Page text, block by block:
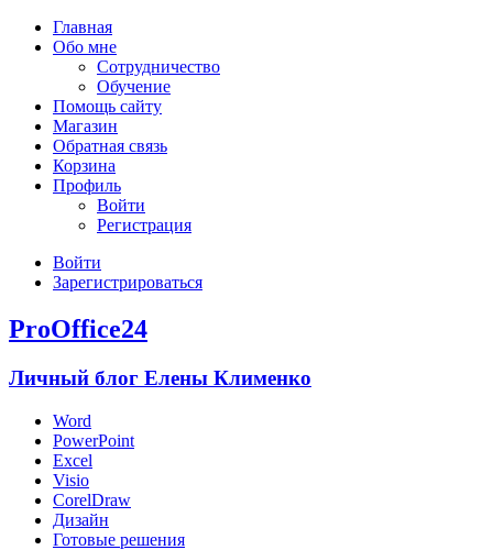
Главная
Обо мне
Сотрудничество
Обучение
Помощь сайту
Магазин
Обратная связь
Корзина
Профиль
Войти
Регистрация
Войти
Зарегистрироваться
ProOffice24
Личный блог Елены Клименко
Word
PowerPoint
Excel
Visio
CorelDraw
Дизайн
Готовые решения